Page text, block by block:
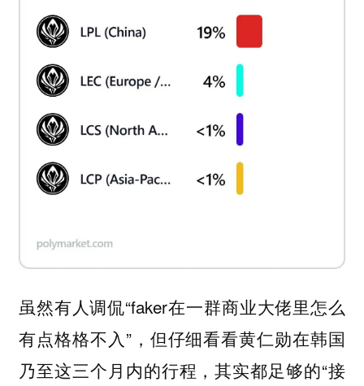
虽然有人调侃“faker在一群商业大佬里怎么
有点格格不入”，但仔细看看黄仁勋在韩国
乃至这三个月内的行程，其实都足够的“接